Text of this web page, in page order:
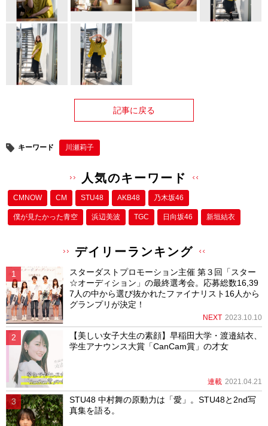
記事に戻る
キーワード 川瀬莉子
人気のキーワード
CMNOW CM STU48 AKB48 乃木坂46
僕が⾒たかった⻘空 浜辺美波 TGC 日向坂46 新垣結衣
デイリーランキング
スターダストプロモーション主催 第３回「スター
☆オーディション」の最終選考会。応募総数16,39
7人の中から選び抜かれたファイナリスト16人から
グランプリが決定！
NEXT 2023.10.10
【美しい女子大生の素顔】早稲田大学・渡邉結衣、
学生アナウンス大賞「CanCam賞」の才女
連載 2021.04.21
STU48 中村舞の原動力は「愛」。STU48と2nd写
真集を語る。